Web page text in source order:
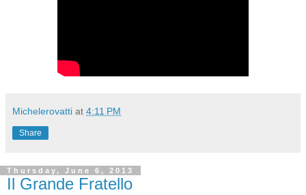
Michelerovatti at 4:11 PM
Share
Thursday, June 6, 2013
Il Grande Fratello